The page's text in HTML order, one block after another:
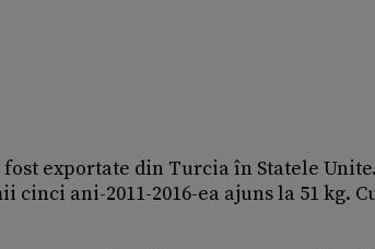
fost exportate din Turcia în Statele Unite.
ani-2011-2016-ea ajuns la 51 kg.